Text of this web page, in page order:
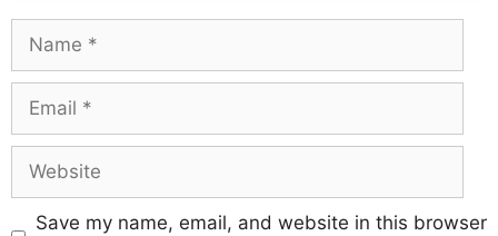
Save my name, email, and website in this browser